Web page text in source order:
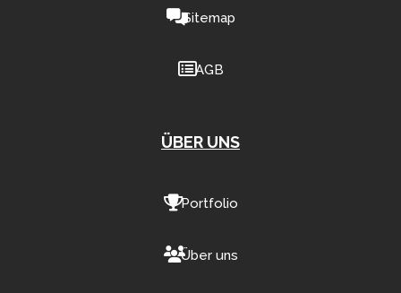
Sitemap
AGB
ÜBER UNS
Portfolio
Über uns